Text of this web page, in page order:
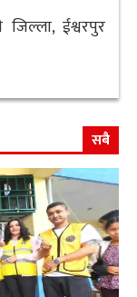
ईश्वरपुर
सबै